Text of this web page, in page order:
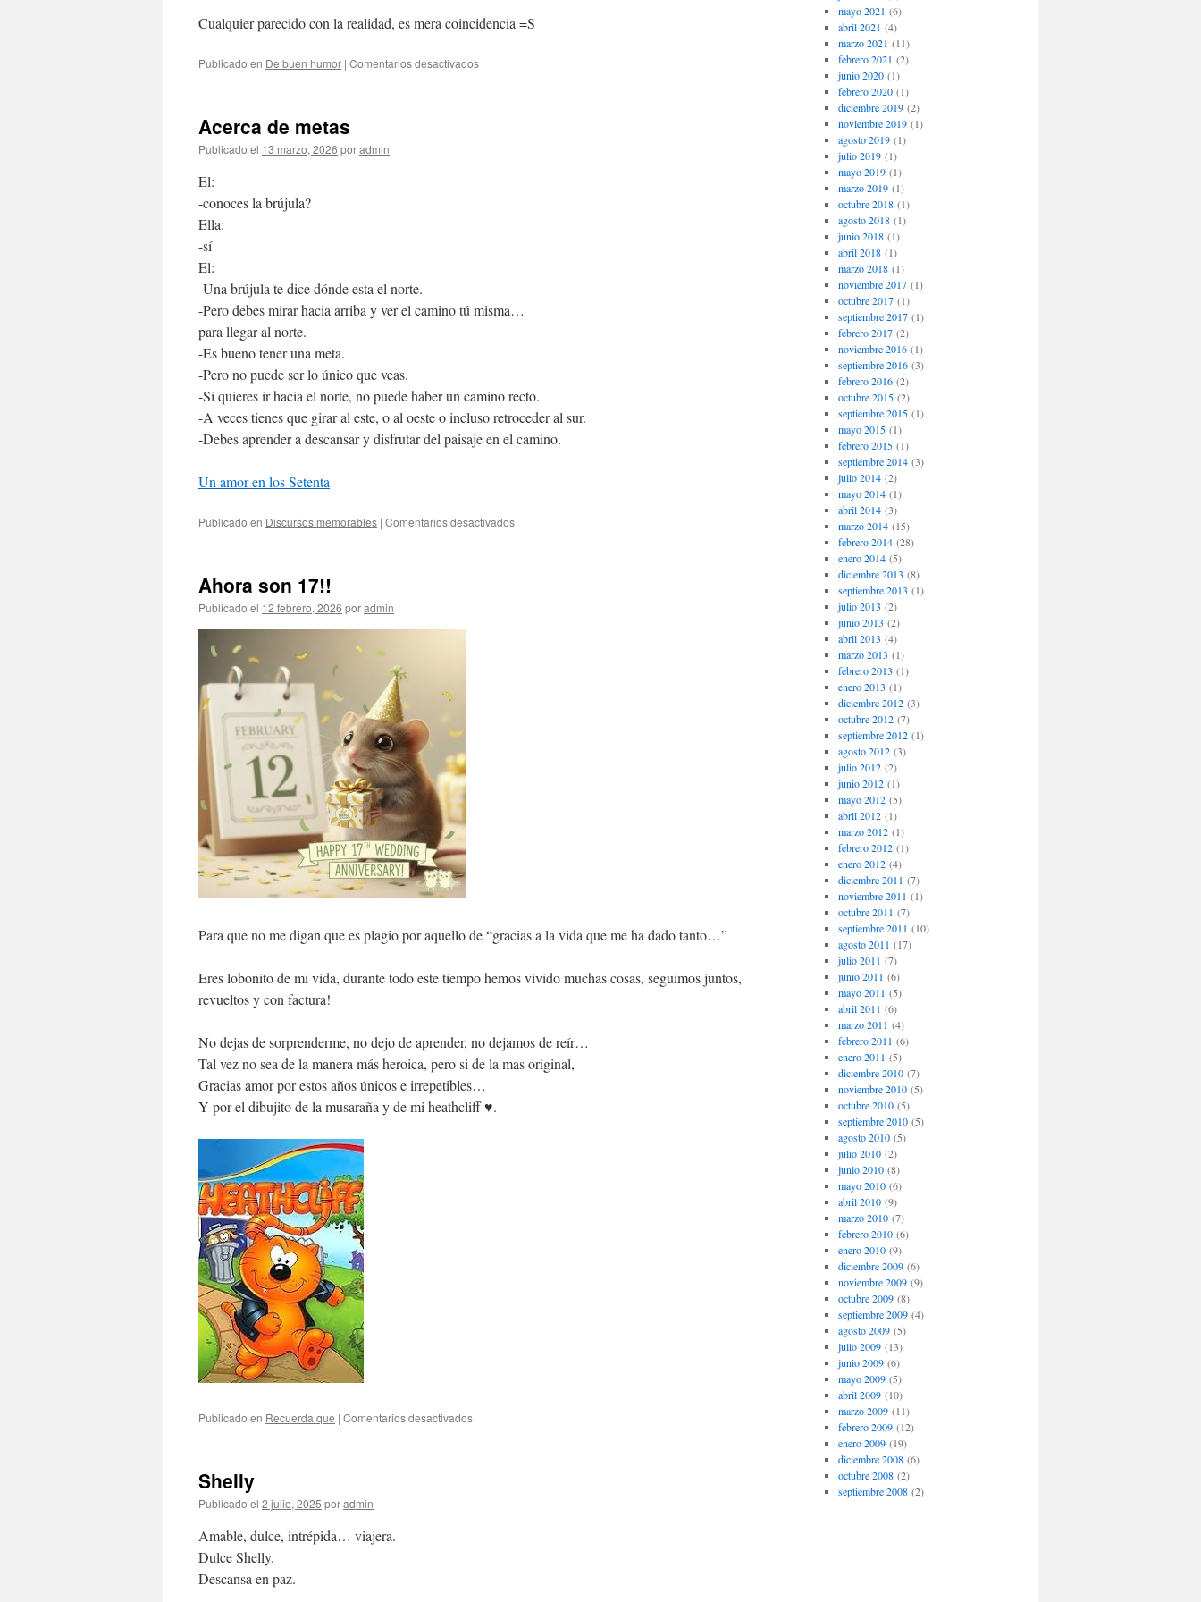
Cualquier parecido con la realidad, es mera coincidencia =S
Publicado en De buen humor | Comentarios desactivadosen
Acerca de metas
Publicado el 13 marzo, 2026 poradmin
El:
-conoces la brújula?
Ella:
-sí
El:
-Una brújula te dice dónde esta el norte.
-Pero debes mirar hacia arriba y ver el camino tú misma…
para llegar al norte.
-Es bueno tener una meta.
-Pero no puede ser lo único que veas.
-Si quieres ir hacia el norte, no puede haber un camino recto.
-A veces tienes que girar al este, o al oeste o incluso retroceder al sur.
-Debes aprender a descansar y disfrutar del paisaje en el camino.
Un amor en los Setenta
Publicado en Discursos memorables | Comentarios desactivadosen
Ahora son 17!!
Publicado el 12 febrero, 2026 poradmin
Para que no me digan que es plagio por aquello de “gracias a la vida que me ha dado tanto…”
Eres lobonito de mi vida, durante todo este tiempo hemos vivido muchas cosas, seguimos juntos,
revueltos y con factura!
No dejas de sorprenderme, no dejo de aprender, no dejamos de reír…
Tal vez no sea de la manera más heroica, pero si de la mas original,
Gracias amor por estos años únicos e irrepetibles…
Y por el dibujito de la musaraña y de mi heathcliff ♥.
Publicado en Recuerda que | Comentarios desactivadosen
Shelly
Publicado el 2 julio, 2025 poradmin
Amable, dulce, intrépida… viajera.
Dulce Shelly.
Descansa en paz.
mayo 2021 (6)
abril 2021 (4)
marzo 2021 (11)
febrero 2021 (2)
junio 2020(1)
febrero 2020(1)
diciembre 2019(2)
noviembre 2019(1)
agosto 2019(1)
julio 2019(1)
mayo 2019(1)
marzo 2019(1)
octubre 2018(1)
agosto 2018(1)
junio 2018(1)
abril 2018(1)
marzo 2018(1)
noviembre 2017(1)
octubre 2017(1)
septiembre 2017(1)
febrero 2017(2)
noviembre 2016(1)
septiembre 2016(3)
febrero 2016(2)
octubre 2015(2)
septiembre 2015(1)
mayo 2015(1)
febrero 2015(1)
septiembre 2014(3)
julio 2014(2)
mayo 2014(1)
abril 2014(3)
marzo 2014(15)
febrero 2014(28)
enero 2014(5)
diciembre 2013 (8)
septiembre 2013 (1)
julio 2013 (2)
junio 2013 (2)
abril 2013 (4)
marzo 2013 (1)
febrero 2013 (1)
enero 2013 (1)
diciembre 2012(3)
octubre 2012(7)
septiembre 2012(1)
agosto 2012(3)
julio 2012(2)
junio 2012(1)
mayo 2012(5)
abril 2012(1)
marzo 2012(1)
febrero 2012(1)
enero 2012(4)
diciembre 2011 (7)
noviembre 2011 (1)
octubre 2011 (7)
septiembre 2011 (10)
agosto 2011 (17)
julio 2011 (7)
junio 2011 (6)
mayo 2011 (5)
abril 2011 (6)
marzo 2011 (4)
febrero 2011 (6)
enero 2011 (5)
diciembre 2010(7)
noviembre 2010(5)
octubre 2010(5)
septiembre 2010(5)
agosto 2010(5)
julio 2010(2)
junio 2010(8)
mayo 2010(6)
abril 2010(9)
marzo 2010(7)
febrero 2010(6)
enero 2010(9)
diciembre 2009(6)
noviembre 2009(9)
octubre 2009(8)
septiembre 2009(4)
agosto 2009(5)
julio 2009(13)
junio 2009(6)
mayo 2009(5)
abril 2009(10)
marzo 2009(11)
febrero 2009(12)
enero 2009(19)
diciembre 2008(6)
octubre 2008(2)
septiembre 2008(2)